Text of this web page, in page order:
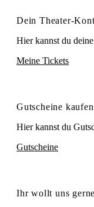
Dein Theater-
Hier kannst du
Meine Tickets
Gutscheine kaufen
Hier kannst du
Gutscheine
Ihr wollt uns